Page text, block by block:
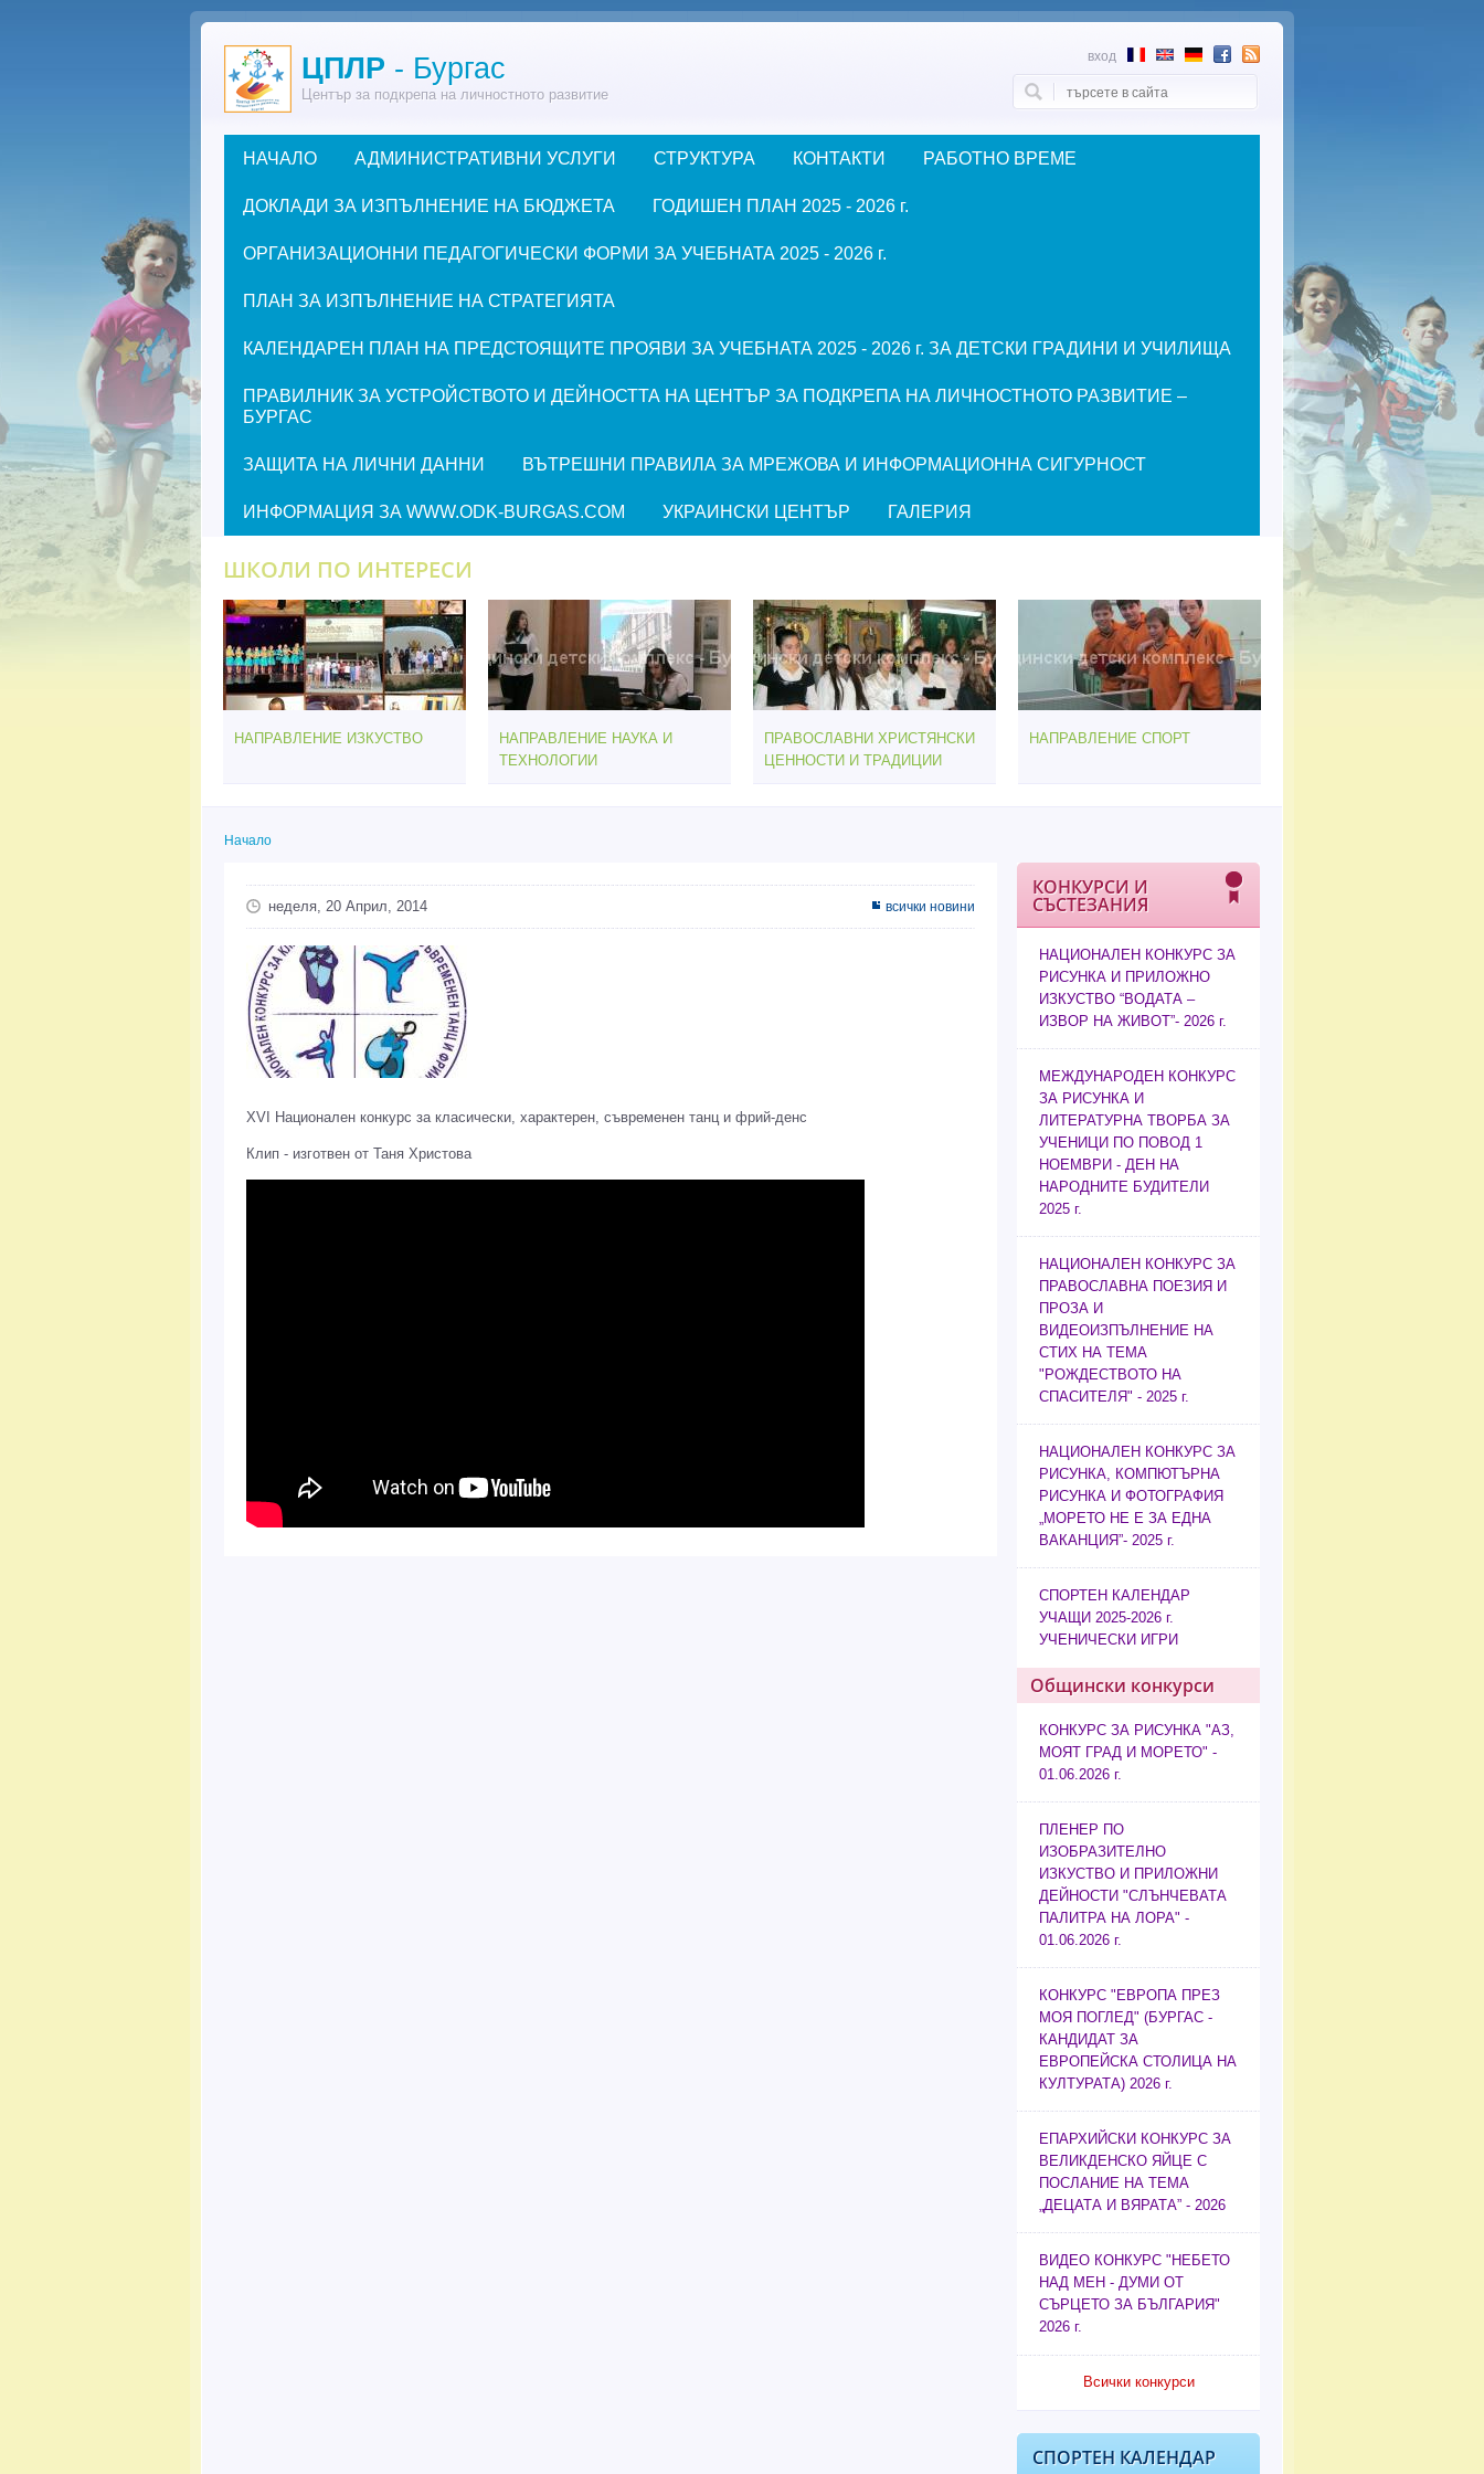
Премини към основното съдържание
ЦПЛР - Бургас
Център за подкрепа на личностното развитие
вход
Форма за търсене
Основно меню
НАЧАЛО АДМИНИСТРАТИВНИ УСЛУГИ СТРУКТУРА КОНТАКТИ РАБОТНО ВРЕМЕ
ДОКЛАДИ ЗА ИЗПЪЛНЕНИЕ НА БЮДЖЕТА ГОДИШЕН ПЛАН 2025 - 2026 г.
ОРГАНИЗАЦИОННИ ПЕДАГОГИЧЕСКИ ФОРМИ ЗА УЧЕБНАТА 2025 - 2026 г.
ПЛАН ЗА ИЗПЪЛНЕНИЕ НА СТРАТЕГИЯТА
КАЛЕНДАРЕН ПЛАН НА ПРЕДСТОЯЩИТЕ ПРОЯВИ ЗА УЧЕБНАТА 2025 - 2026 г. ЗА ДЕТСКИ ГРАДИНИ И УЧИЛИЩА
ПРАВИЛНИК ЗА УСТРОЙСТВОТО И ДЕЙНОСТТА НА ЦЕНТЪР ЗА ПОДКРЕПА НА ЛИЧНОСТНОТО РАЗВИТИЕ –
БУРГАС
ЗАЩИТА НА ЛИЧНИ ДАННИ ВЪТРЕШНИ ПРАВИЛА ЗА МРЕЖОВА И ИНФОРМАЦИОННА СИГУРНОСТ
ИНФОРМАЦИЯ ЗА WWW.ODK-BURGAS.COM УКРАИНСКИ ЦЕНТЪР ГАЛЕРИЯ
ШКОЛИ ПО ИНТЕРЕСИ
НАПРАВЛЕНИЕ ИЗКУСТВО
НАПРАВЛЕНИЕ НАУКА И
ТЕХНОЛОГИИ
ПРАВОСЛАВНИ ХРИСТЯНСКИ
ЦЕННОСТИ И ТРАДИЦИИ
НАПРАВЛЕНИЕ СПОРТ
Начало
неделя, 20 Април, 2014 всички новини
ХVI Национален конкурс за класически, характерен, съвременен танц и фрий-денс
Клип - изготвен от Таня Христова
КОНКУРСИ И
СЪСТЕЗАНИЯ
НАЦИОНАЛЕН КОНКУРС ЗА
РИСУНКА И ПРИЛОЖНО
ИЗКУСТВО “ВОДАТА –
ИЗВОР НА ЖИВОТ”- 2026 г.
МЕЖДУНАРОДЕН КОНКУРС
ЗА РИСУНКА И
ЛИТЕРАТУРНА ТВОРБА ЗА
УЧЕНИЦИ ПО ПОВОД 1
НОЕМВРИ - ДЕН НА
НАРОДНИТЕ БУДИТЕЛИ
2025 г.
НАЦИОНАЛЕН КОНКУРС ЗА
ПРАВОСЛАВНА ПОЕЗИЯ И
ПРОЗА И
ВИДЕОИЗПЪЛНЕНИЕ НА
СТИХ НА ТЕМА
"РОЖДЕСТВОТО НА
СПАСИТЕЛЯ" - 2025 г.
НАЦИОНАЛЕН КОНКУРС ЗА
РИСУНКА, КОМПЮТЪРНА
РИСУНКА И ФОТОГРАФИЯ
„МОРЕТО НЕ Е ЗА ЕДНА
ВАКАНЦИЯ”- 2025 г.
СПОРТЕН КАЛЕНДАР
УЧАЩИ 2025-2026 г.
УЧЕНИЧЕСКИ ИГРИ
Общински конкурси
КОНКУРС ЗА РИСУНКА "АЗ,
МОЯТ ГРАД И МОРЕТО" -
01.06.2026 г.
ПЛЕНЕР ПО
ИЗОБРАЗИТЕЛНО
ИЗКУСТВО И ПРИЛОЖНИ
ДЕЙНОСТИ "СЛЪНЧЕВАТА
ПАЛИТРА НА ЛОРА" -
01.06.2026 г.
КОНКУРС "ЕВРОПА ПРЕЗ
МОЯ ПОГЛЕД" (БУРГАС -
КАНДИДАТ ЗА
ЕВРОПЕЙСКА СТОЛИЦА НА
КУЛТУРАТА) 2026 г.
ЕПАРХИЙСКИ КОНКУРС ЗА
ВЕЛИКДЕНСКО ЯЙЦЕ С
ПОСЛАНИЕ НА ТЕМА
„ДЕЦАТА И ВЯРАТА” - 2026
ВИДЕО КОНКУРС "НЕБЕТО
НАД МЕН - ДУМИ ОТ
СЪРЦЕТО ЗА БЪЛГАРИЯ"
2026 г.
Всички конкурси
СПОРТЕН КАЛЕНДАР